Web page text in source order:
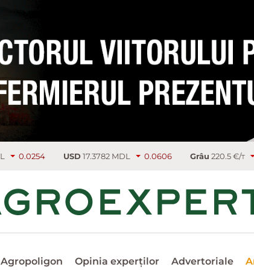
USD17.3782 MDL 0.0606 Grâu220.5 €/т 5.25
Agropoligon Opinia experților Advertoriale